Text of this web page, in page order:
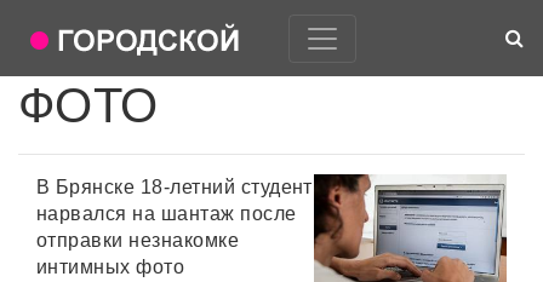
ФОТО
В Брянске 18-летний студент
нарвался на шантаж после
отправки незнакомке
интимных фото